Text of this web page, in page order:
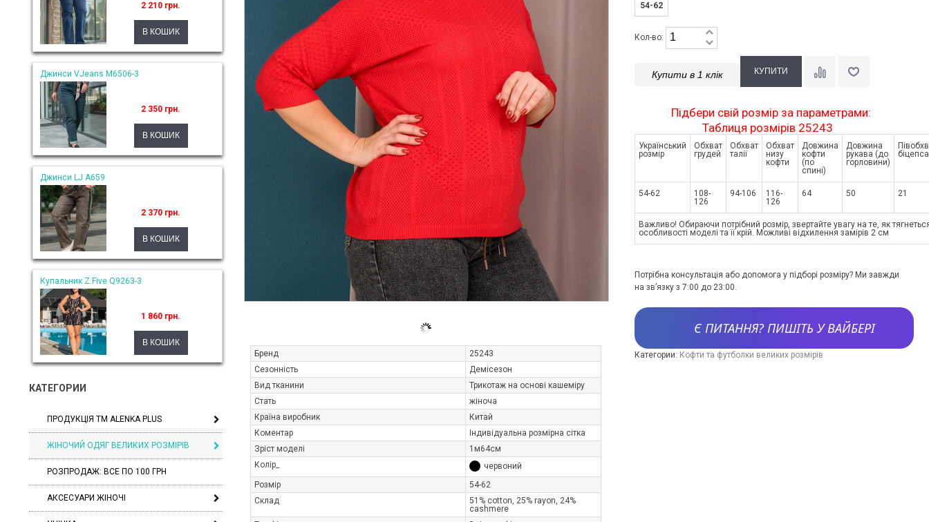
2 210 грн.
Джинси VJeans M6506-3
2 350 грн.
Джинси LJ A659
2 370 грн.
Купальник Z.Five Q9263-3
1 860 грн.
КАТЕГОРИИ
ПРОДУКЦІЯ ТМ ALENKA PLUS
ЖІНОЧИЙ ОДЯГ ВЕЛИКИХ РОЗМІРІВ
РОЗПРОДАЖ: ВСЕ ПО 100 ГРН
АКСЕСУАРИ ЖІНОЧІ
Бренд
25243
Сезонність
Демісезон
Вид тканини
Трикотаж на основі кашеміру
Стать
жіноча
Країна виробник
Китай
Коментар
Індивідуальна розмірна сітка
Зріст моделі
1м64см
Колір_
червоний
Розмір
54-62
Склад
51% cotton, 25% rayon, 24%
cashmere
54-62
Кол-во:
Купити в 1 клік
Підбери свій розмір за параметрами:
Таблиця розмірів 25243
Український
розмір
Обхват
грудей
Обхват
талії
Обхват
низу
кофти
Довжина
кофти
(по
спині)
Довжина
рукава (до
горловини)
біцепса
54-62
108-
126
94-106
116-
126
64 50 21
Важливо! Обираючи потрібний розмір, звертайте увагу на те, як
особливості моделі та її крій. Можливі відхилення замірів 2 см
Потрібна консультація або допомога у підборі розміру? Ми завжди
на зв’язку з 7:00 до 23:00.
Є ПИТАННЯ? ПИШІТЬ У ВАЙБЕРІ
Категории: Кофти та футболки великих розмірів